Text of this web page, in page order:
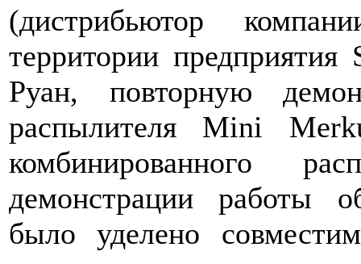
(дистрибьютор
территории
Руан, повторную
распылителя Mini
комбинированного
демонстрации работы
было уделено